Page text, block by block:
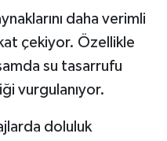
daha verimli
çekiyor. Özellikle
su tasarrufu
vurgulanıyor.
doluluk